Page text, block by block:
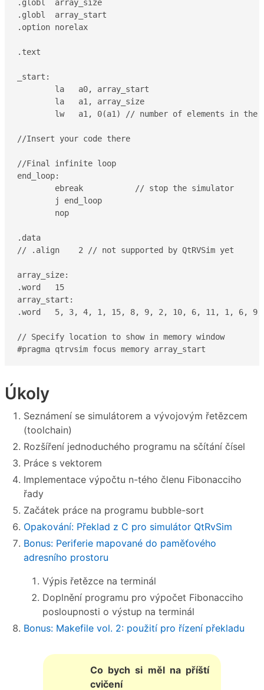
.globl  array_size
.globl  array_start
.option norelax
.text
_start:
//Insert your code there
//Final infinite loop
end_loop:
.data
// .align    2 // not supported by QtRVSim yet
array_size:
.word	15
array_start:
.word	5, 3, 4, 1, 15, 8, 9, 2, 10, 6, 11, 1, 6, 9, 12
// Specify location to show in memory window
#pragma qtrvsim focus memory array_start
Úkoly
Seznámení se simulátorem a vývojovým řetězcem
(toolchain)
Rozšíření jednoduchého programu na sčítání čísel
Práce s vektorem
Implementace výpočtu n-tého členu Fibonacciho
řady
Začátek práce na programu bubble-sort
Opakování: Překlad z C pro simulátor QtRvSim
Bonus: Periferie mapované do paměťového
adresního prostoru
Výpis řetězce na terminál
Doplnění programu pro výpočet Fibonacciho
posloupnosti o výstup na terminál
Bonus: Makefile vol. 2: použití pro řízení překladu
Co bych si měl na příští
cvičení